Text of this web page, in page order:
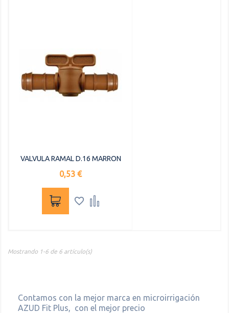
VALVULA RAMAL D.16 MARRON
Precio
0,53 €
 
Mostrando 1-6 de 6 artículo(s)
Contamos con la mejor marca en microirrigación
AZUD Fit Plus, con el mejor precio